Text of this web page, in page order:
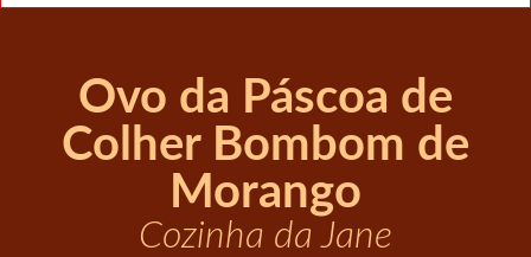
Ovo da Páscoa de
Colher Bombom de
Morango
Cozinha da Jane